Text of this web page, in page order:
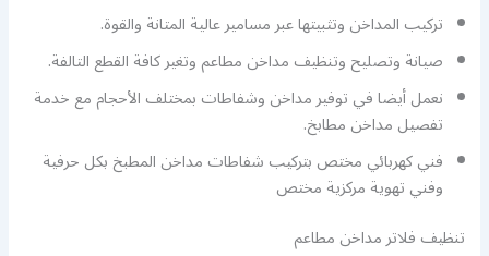
تركيب المداخن وتثبيتها عبر مسامير عالية المتانة والقوة.
صيانة وتصليح وتنظيف مداخن مطاعم وتغير كافة القطع التالفة.
نعمل أيضا في توفير مداخن وشفاطات بمختلف الأحجام مع خدمة
تفصيل مداخن مطابخ.
فني كهربائي مختص بتركيب شفاطات مداخن المطبخ بكل حرفية
وفني تهوية مركزية مختص
تنظيف فلاتر مداخن مطاعم